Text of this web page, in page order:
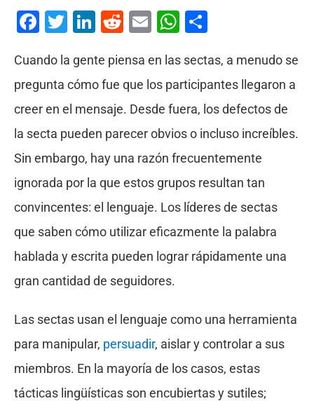
Facebook
Twitter
LinkedIn
Reddit
EmailWhatsApp
Cuando la gente piensa en las sectas, a menudo se
pregunta cómo fue que los participantes llegaron a
creer en el mensaje. Desde fuera, los defectos de
la secta pueden parecer obvios o incluso increíbles.
Sin embargo, hay una razón frecuentemente
ignorada por la que estos grupos resultan tan
convincentes: el lenguaje. Los líderes de sectas
que saben cómo utilizar eficazmente la palabra
hablada y escrita pueden lograr rápidamente una
gran cantidad de seguidores.
Las sectas usan el lenguaje como una herramienta
para manipular, persuadir, aislar y controlar a sus
miembros. En la mayoría de los casos, estas
tácticas lingüísticas son encubiertas y sutiles;